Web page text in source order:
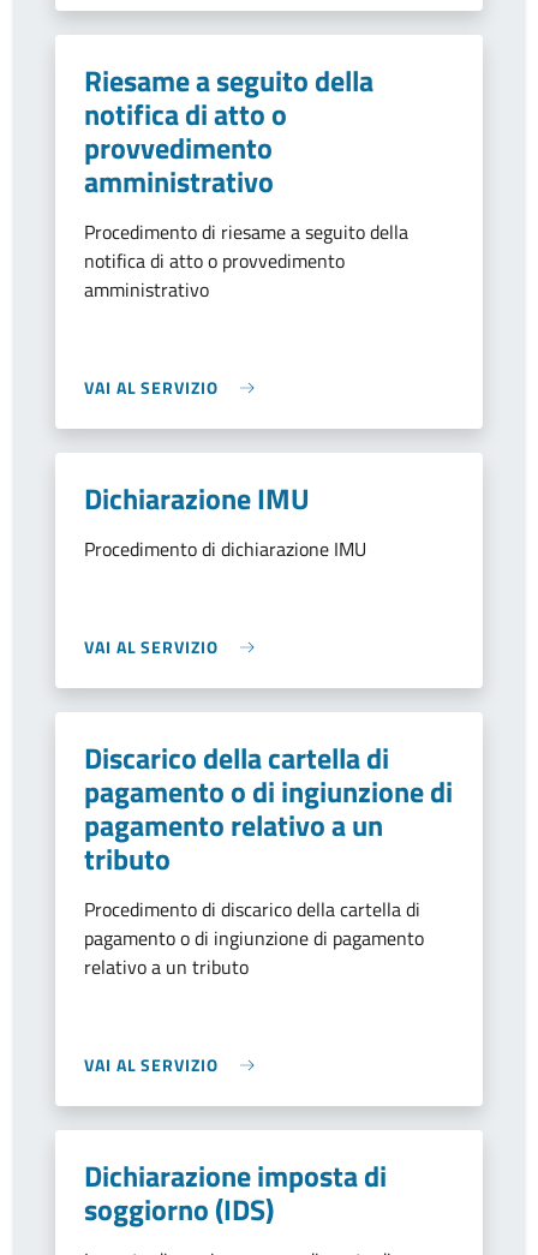
Riesame a seguito della
notifica di atto o
provvedimento
amministrativo
Procedimento di riesame a seguito della
notifica di atto o provvedimento
amministrativo
VAI AL SERVIZIO
Dichiarazione IMU
Procedimento di dichiarazione IMU
VAI AL SERVIZIO
Discarico della cartella di
pagamento o di ingiunzione di
pagamento relativo a un
tributo
Procedimento di discarico della cartella di
pagamento o di ingiunzione di pagamento
relativo a un tributo
VAI AL SERVIZIO
Dichiarazione imposta di
soggiorno (IDS)